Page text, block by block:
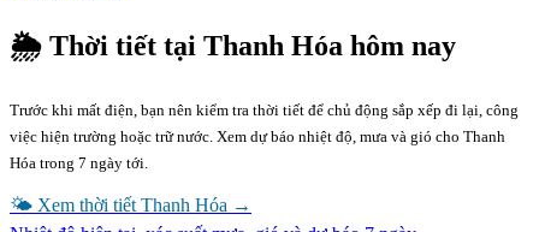
🌦 Thời tiết tại Thanh Hóa hôm nay
Trước khi mất điện, bạn nên kiểm tra thời tiết để chủ động sắp xếp đi lại, công
việc hiện trường hoặc trữ nước. Xem dự báo nhiệt độ, mưa và gió cho Thanh
Hóa trong 7 ngày tới.
🌤 Xem thời tiết Thanh Hóa →